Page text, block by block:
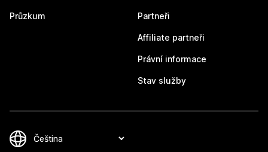
Průzkum Partneři
Affiliate partneři
Právní informace
Stav služby